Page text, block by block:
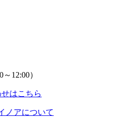
12:00）
ノアについて